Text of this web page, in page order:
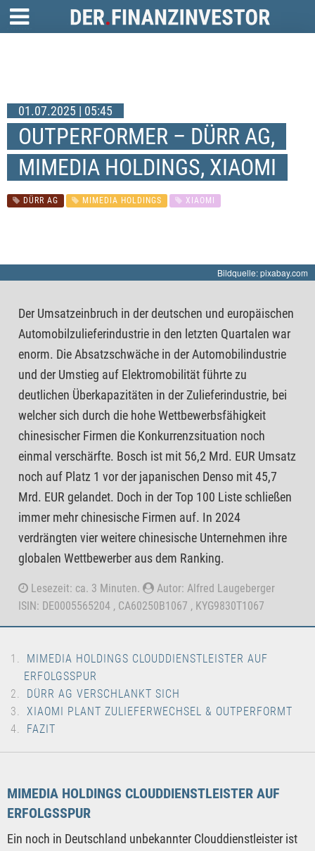
01.07.2025 | 05:45
OUTPERFORMER – DÜRR AG,
MIMEDIA HOLDINGS, XIAOMI
DÜRR AG MIMEDIA HOLDINGS XIAOMI
Bildquelle: pixabay.com
Der Umsatzeinbruch in der deutschen und europäischen
Automobilzulieferindustrie in den letzten Quartalen war
enorm. Die Absatzschwäche in der Automobilindustrie
und der Umstieg auf Elektromobilität führte zu
deutlichen Überkapazitäten in der Zulieferindustrie, bei
welcher sich durch die hohe Wettbewerbsfähigkeit
chinesischer Firmen die Konkurrenzsituation noch
einmal verschärfte. Bosch ist mit 56,2 Mrd. EUR Umsatz
noch auf Platz 1 vor der japanischen Denso mit 45,7
Mrd. EUR gelandet. Doch in der Top 100 Liste schließen
immer mehr chinesische Firmen auf. In 2024
verdrängten vier weitere chinesische Unternehmen ihre
globalen Wettbewerber aus dem Ranking.
Lesezeit: ca. 3 Minuten.
Autor: Alfred Laugeberger
ISIN: DE0005565204 , CA60250B1067 , KYG9830T1067
MIMEDIA HOLDINGS CLOUDDIENSTLEISTER AUF
ERFOLGSSPUR
DÜRR AG VERSCHLANKT SICH
XIAOMI PLANT ZULIEFERWECHSEL & OUTPERFORMT
FAZIT
MIMEDIA HOLDINGS CLOUDDIENSTLEISTER AUF
ERFOLGSSPUR
Ein noch in Deutschland unbekannter Clouddienstleister ist